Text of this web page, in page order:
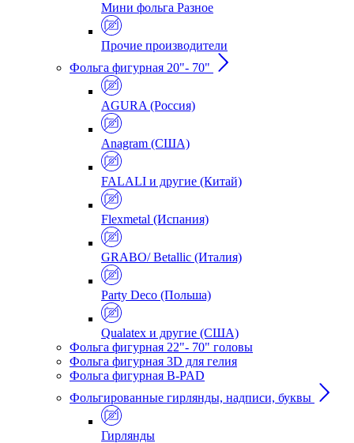
Мини фольга Разное
Прочие производители
Фольга фигурная 20"- 70"
AGURA (Россия)
Anagram (США)
FALALI и другие (Китай)
Flexmetal (Испания)
GRABO/ Betallic (Италия)
Party Deco (Польша)
Qualatex и другие (США)
Фольга фигурная 22"- 70" головы
Фольга фигурная 3D для гелия
Фольга фигурная B-PAD
Фольгированные гирлянды, надписи, буквы
Гирлянды